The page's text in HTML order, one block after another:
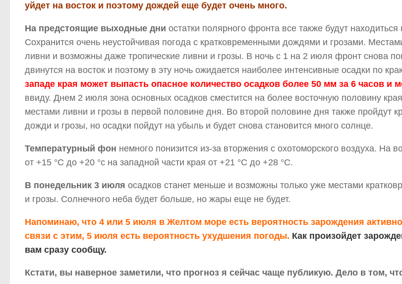
уйдет на восток и поэтому дождей еще будет очень много.
На предстоящие выходные дни остатки полярного фронта все также будут
Сохранится очень неустойчивая погода с кратковременными дождями и грозами.
ливни и возможны даже тропические ливни и грозы. В ночь с 1 на 2 июля фронт снова
двинутся на восток и поэтому в эту ночь ожидается наиболее интенсивные осадки по
западе края может выпасть опасное количество осадков более 50 мм за 6 часов и
ввиду. Днем 2 июля зона основных осадков сместится на более восточную половину
местами ливни и грозы в первой половине дня. Во второй половине дня также пройдут
дожди и грозы, но осадки пойдут на убыль и будет снова становится много солнце.
Температурный фон немного понизится из-за вторжения с охотоморского воздуха. На
от +15 °С до +20 °с на западной части края от +21 °С до +28 °С.
В понедельник 3 июля осадков станет меньше и возможны только уже местами
и грозы. Солнечного неба будет больше, но жары еще не будет.
Напоминаю, что 4 или 5 июля в Желтом море есть вероятность зарождения
связи с этим, 5 июля есть вероятность ухудшения погоды. Как произойдет
вам сразу сообщу.
Кстати, вы наверное заметили, что прогноз я сейчас чаще публикую. Дело в том,